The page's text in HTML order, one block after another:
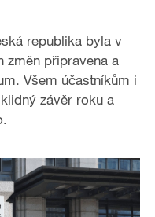
republika byla v
změn připravena a
Všem účastníkům i
závěr roku a